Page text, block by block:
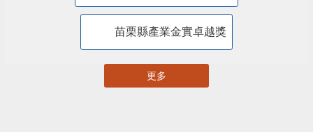
苗栗縣產業金實卓越獎
更多